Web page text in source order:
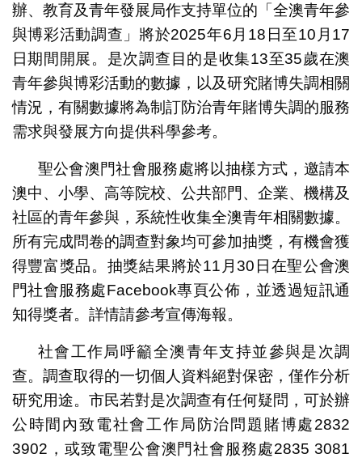
辦、教育及青年發展局作支持單位的「全澳青年參
與博彩活動調查」將於2025年6月18日至10月17
日期間開展。是次調查目的是收集13至35歲在澳
青年參與博彩活動的數據，以及研究賭博失調相關
情況，有關數據將為制訂防治青年賭博失調的服務
需求與發展方向提供科學參考。
聖公會澳門社會服務處將以抽樣方式，邀請本
澳中、小學、高等院校、公共部門、企業、機構及
社區的青年參與，系統性收集全澳青年相關數據。
所有完成問卷的調查對象均可參加抽獎，有機會獲
得豐富獎品。抽獎結果將於11月30日在聖公會澳
門社會服務處Facebook專頁公佈，並透過短訊通
知得獎者。詳情請參考宣傳海報。
社會工作局呼籲全澳青年支持並參與是次調
查。調查取得的一切個人資料絕對保密，僅作分析
研究用途。市民若對是次調查有任何疑問，可於辦
公時間內致電社會工作局防治問題賭博處2832
3902，或致電聖公會澳門社會服務處2835 3081